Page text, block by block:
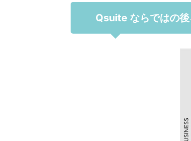
Qsuite ならではの